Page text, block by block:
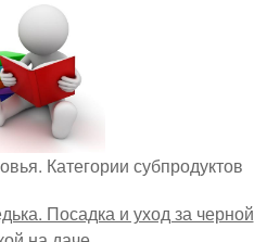
Категории субпродуктов